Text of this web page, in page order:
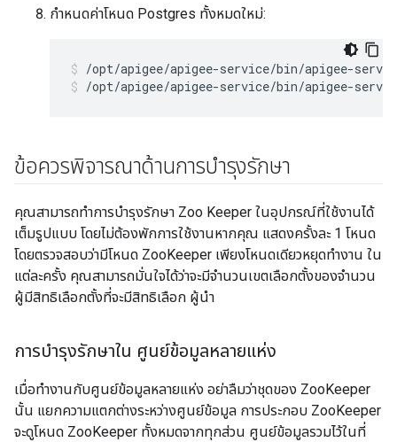
กำหนดค่าโหนด Postgres ทั้งหมดใหม่:
/opt/apigee/apigee-service/bin/apigee-
/opt/apigee/apigee-service/bin/apigee-
ข้อควรพิจารณาด้านการบำรุงรักษา
คุณสามารถทำการบํารุงรักษา Zoo Keeper ในอุปกรณ์ที่ใช้งานได้
เต็มรูปแบบ โดยไม่ต้องพักการใช้งานหากคุณ แสดงครั้งละ 1 โหนด
โดยตรวจสอบว่ามีโหนด ZooKeeper เพียงโหนดเดียวหยุดทำงาน ใน
แต่ละครั้ง คุณสามารถมั่นใจได้ว่าจะมีจำนวนเขตเลือกตั้งของจำนวน
ผู้มีสิทธิเลือกตั้งที่จะมีสิทธิเลือก ผู้นำ
การบำรุงรักษาใน ศูนย์ข้อมูลหลายแห่ง
เมื่อทำงานกับศูนย์ข้อมูลหลายแห่ง อย่าลืมว่าชุดของ ZooKeeper
นั้น แยกความแตกต่างระหว่างศูนย์ข้อมูล การประกอบ ZooKeeper
จะดูโหนด ZooKeeper ทั้งหมดจากทุกส่วน ศูนย์ข้อมูลรวมไว้ในที่